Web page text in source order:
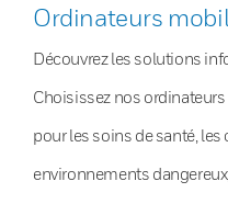
Ordinateurs
Découvrez les solutions
Choisissez nos
pour les soins de santé,
environnements